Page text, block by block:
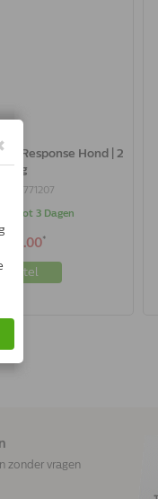
Response Hond | 2
Kg
2 tot 3 Dagen
€26.00*
Bestel
zonder vragen